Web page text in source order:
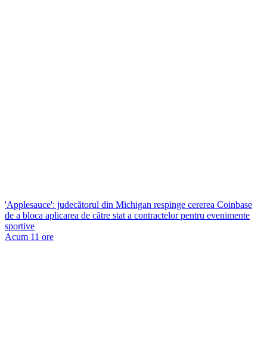
'Applesauce': judecătorul din Michigan respinge cererea Coinbase
de a bloca aplicarea de către stat a contractelor pentru evenimente
sportive
Acum 11 ore